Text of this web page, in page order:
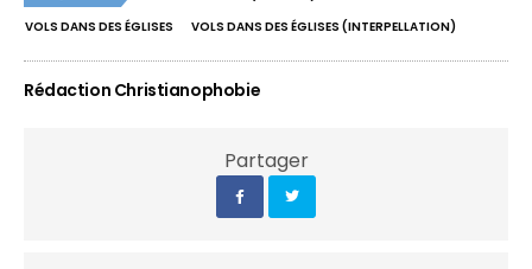
VOLS DANS DES ÉGLISES
VOLS DANS DES ÉGLISES (INTERPELLATION)
Rédaction Christianophobie
Partager